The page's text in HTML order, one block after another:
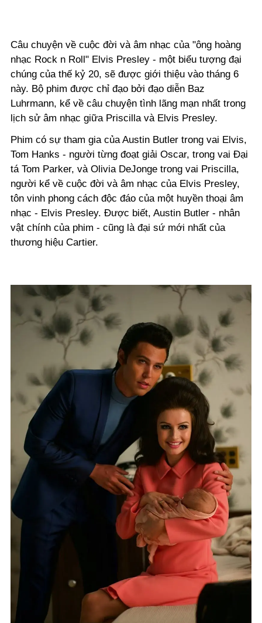
Câu chuyện về cuộc đời và âm nhạc của "ông hoàng
nhạc Rock n Roll" Elvis Presley - một biểu tượng đại
chúng của thế kỷ 20, sẽ được giới thiệu vào tháng 6
này. Bộ phim được chỉ đạo bởi đạo diễn Baz
Luhrmann, kể về câu chuyện tình lãng mạn nhất trong
lịch sử âm nhạc giữa Priscilla và Elvis Presley.
Phim có sự tham gia của Austin Butler trong vai Elvis,
Tom Hanks - người từng đoạt giải Oscar, trong vai Đại
tá Tom Parker, và Olivia DeJonge trong vai Priscilla,
người kể về cuộc đời và âm nhạc của Elvis Presley,
tôn vinh phong cách độc đáo của một huyền thoại âm
nhạc - Elvis Presley. Được biết, Austin Butler - nhân
vật chính của phim - cũng là đại sứ mới nhất của
thương hiệu Cartier.